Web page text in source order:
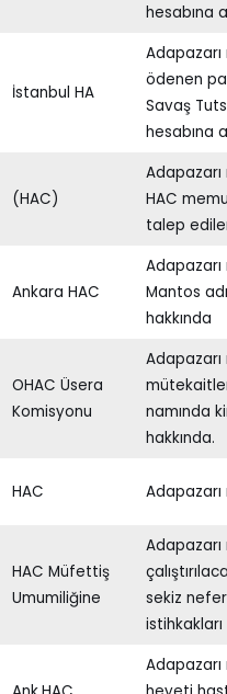
hesabına
İstanbul HA
ödenen
Savaş
hesabına
(HAC)
HAC
talep
Ankara HAC
Mantos
hakkında
OHAC Üsera
Komisyonu
namında
hakkında.
HAC
HAC Müfettiş
Umumiliğine
sekiz
istihkakları
Adapazarı